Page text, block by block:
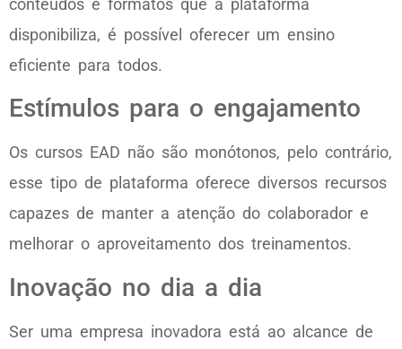
conteúdos e formatos que a plataforma
disponibiliza, é possível oferecer um ensino
eficiente para todos.
Estímulos para o engajamento
Os cursos EAD não são monótonos, pelo contrário,
esse tipo de plataforma oferece diversos recursos
capazes de manter a atenção do colaborador e
melhorar o aproveitamento dos treinamentos.
Inovação no dia a dia
Ser uma empresa inovadora está ao alcance de